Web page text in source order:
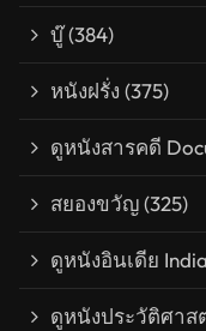
บู๊(384)
หนังฝรั่ง (375)
ดูหนังสารคดี
สยองขวัญ(325)
ดูหนังอินเดีย India
ดูหนังประวัติศาส